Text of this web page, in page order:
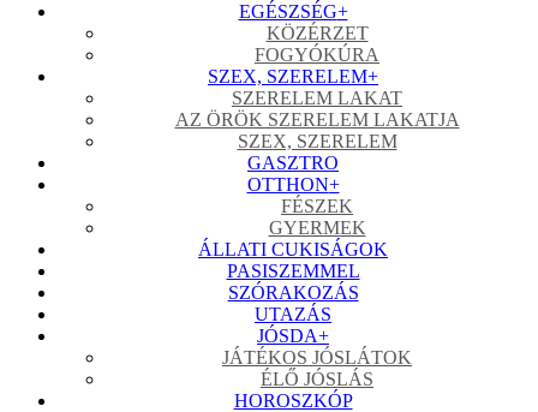
EGÉSZSÉG+
KÖZÉRZET
FOGYÓKÚRA
SZEX, SZERELEM+
SZERELEM LAKAT
AZ ÖRÖK SZERELEM LAKATJA
SZEX, SZERELEM
GASZTRO
OTTHON+
FÉSZEK
GYERMEK
ÁLLATI CUKISÁGOK
PASISZEMMEL
SZÓRAKOZÁS
UTAZÁS
JÓSDA+
JÁTÉKOS JÓSLÁTOK
ÉLŐ JÓSLÁS
HOROSZKÓP